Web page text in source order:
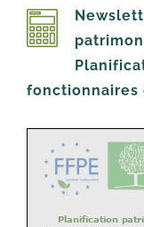
fonctionnaires